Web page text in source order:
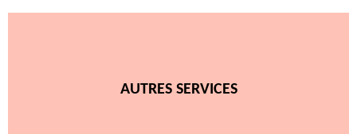
AUTRES SERVICES